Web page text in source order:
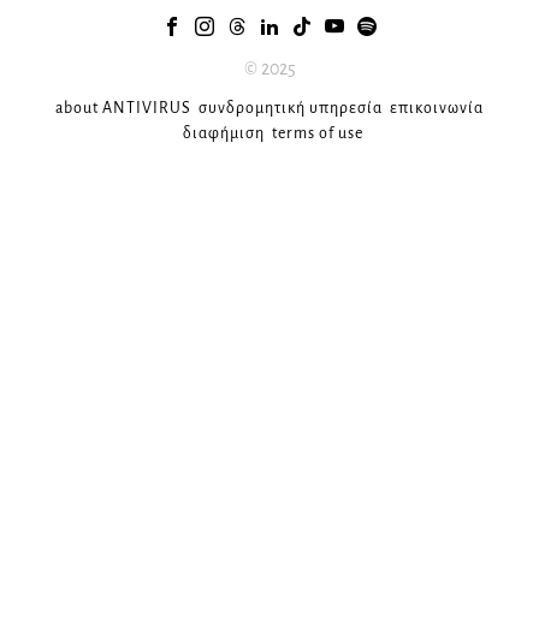
© 2025
about ANTIVIRUS συνδρομητική υπηρεσία επικοινωνία
διαφήμιση terms of use